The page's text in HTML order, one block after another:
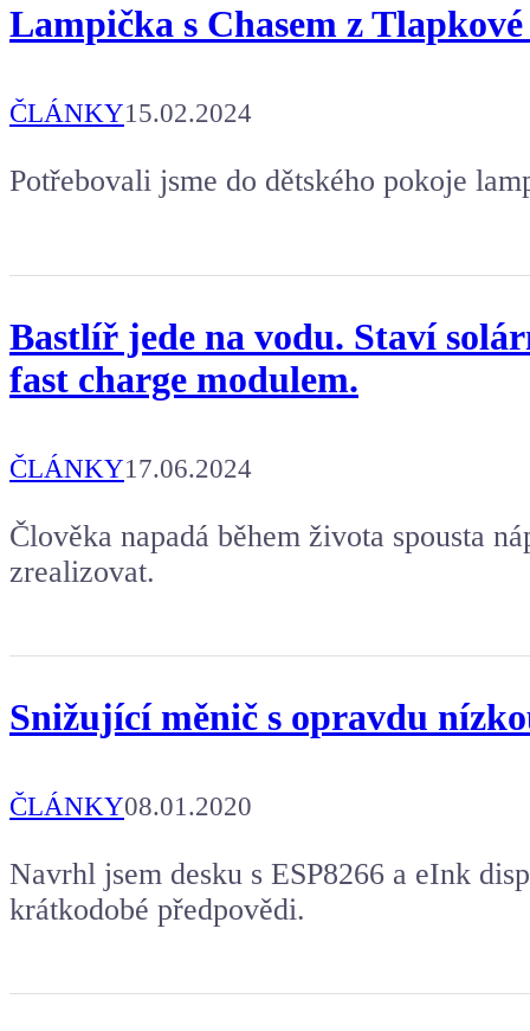
Kafe pro Chiptrona
Aby mohl napsat další článek.
Lampička s Chasem z
ČLÁNKY15.02.2024
Potřebovali jsme do dětského pokoje
Bastlíř jede na vodu. Staví
fast charge modulem.
ČLÁNKY17.06.2024
Člověka napadá během života spousta
zrealizovat.
Snižující měnič s opravdu
ČLÁNKY08.01.2020
Navrhl jsem desku s ESP8266 a eInk
krátkodobé předpovědi.